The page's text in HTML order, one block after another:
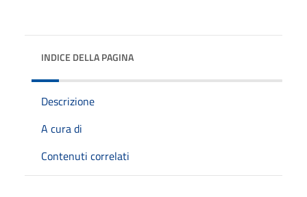
INDICE DELLA PAGINA
Descrizione
A cura di
Contenuti correlati